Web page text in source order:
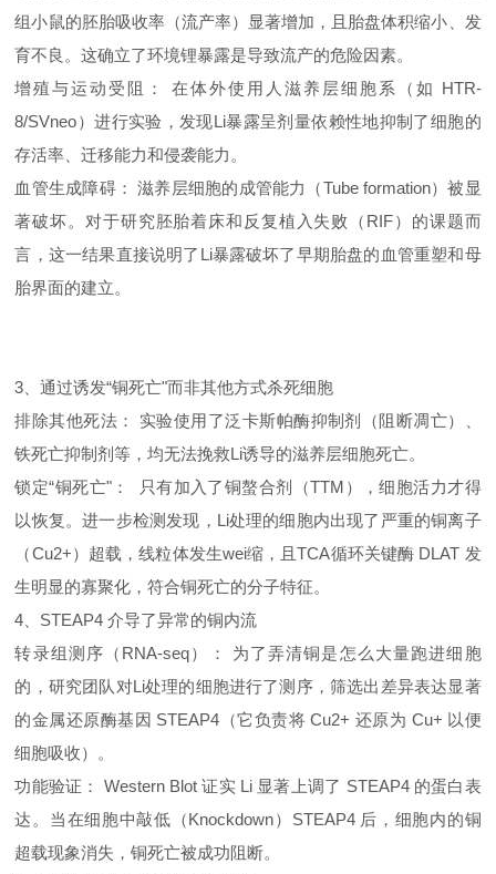
组小鼠的胚胎吸收率（流产率）显著增加，且胎盘体积缩小、发
育不良。这确立了环境锂暴露是导致流产的危险因素。
增殖与运动受阻： 在体外使用人滋养层细胞系（如 HTR-
8/SVneo）进行实验，发现Li暴露呈剂量依赖性地抑制了细胞的
存活率、迁移能力和侵袭能力。
血管生成障碍： 滋养层细胞的成管能力（Tube formation）被显
著破坏。对于研究胚胎着床和反复植入失败（RIF）的课题而
言，这一结果直接说明了Li暴露破坏了早期胎盘的血管重塑和母
胎界面的建立。
3、通过诱发“铜死亡"而非其他方式杀死细胞
排除其他死法： 实验使用了泛卡斯帕酶抑制剂（阻断凋亡）、
铁死亡抑制剂等，均无法挽救Li诱导的滋养层细胞死亡。
锁定“铜死亡"： 只有加入了铜螯合剂（TTM），细胞活力才得
以恢复。进一步检测发现，Li处理的细胞内出现了严重的铜离子
（Cu2+）超载，线粒体发生wei缩，且TCA循环关键酶 DLAT 发
生明显的寡聚化，符合铜死亡的分子特征。
4、STEAP4 介导了异常的铜内流
转录组测序（RNA-seq）： 为了弄清铜是怎么大量跑进细胞
的，研究团队对Li处理的细胞进行了测序，筛选出差异表达显著
的金属还原酶基因 STEAP4（它负责将 Cu2+ 还原为 Cu+ 以便
细胞吸收）。
功能验证： Western Blot 证实 Li 显著上调了 STEAP4 的蛋白表
达。当在细胞中敲低（Knockdown）STEAP4 后，细胞内的铜
超载现象消失，铜死亡被成功阻断。